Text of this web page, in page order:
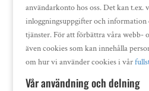
användarkonto hos oss. Det kan t.ex.
inloggningsuppgifter och information
tjänster. För att förbättra våra webb-
även cookies som kan innehålla
om hur vi använder cookies i vår
Vår användning och delning